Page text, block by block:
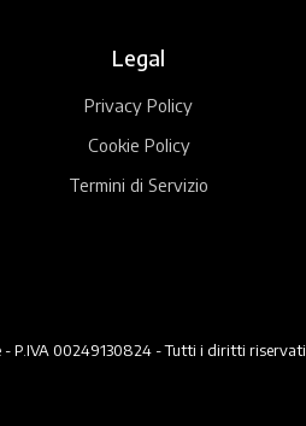
Legal
Privacy Policy
Cookie Policy
Termini di Servizio
P.IVA 00249130824 - Tutti i diritti riservati.